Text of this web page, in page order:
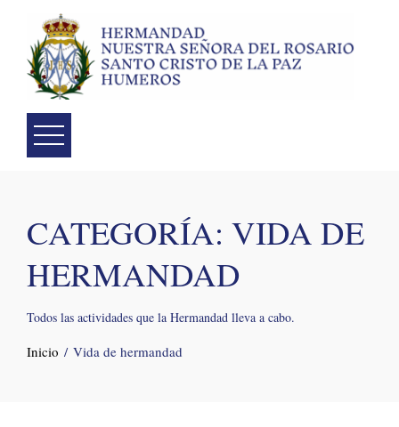
content
CATEGORÍA: VIDA DE
HERMANDAD
Todos las actividades que la Hermandad lleva a cabo.
Inicio Vida de hermandad